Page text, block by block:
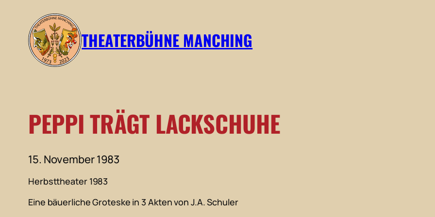
Inhalt
springen
THEATERBÜHNE MANCHING
PEPPI TRÄGT LACKSCHUHE
15. November 1983
Herbsttheater 1983
Eine bäuerliche Groteske in 3 Akten von J.A. Schuler